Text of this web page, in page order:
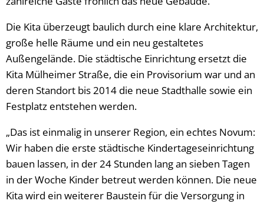
Die Kita überzeugt baulich durch eine klare Architektur,
große helle Räume und ein neu gestaltetes
Außengelände. Die städtische Einrichtung ersetzt die
Kita Mülheimer Straße, die ein Provisorium war und an
deren Standort bis 2014 die neue Stadthalle sowie ein
Festplatz entstehen werden.
„Das ist einmalig in unserer Region, ein echtes Novum:
Wir haben die erste städtische Kindertageseinrichtung
bauen lassen, in der 24 Stunden lang an sieben Tagen
in der Woche Kinder betreut werden können. Die neue
Kita wird ein weiterer Baustein für die Versorgung in